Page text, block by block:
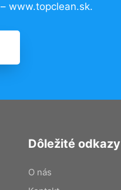
www.topclean.sk.
Dôležité odkazy
O nás